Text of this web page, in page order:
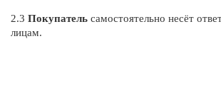
2.3 Покупатель самостоятельно несёт
лицам.